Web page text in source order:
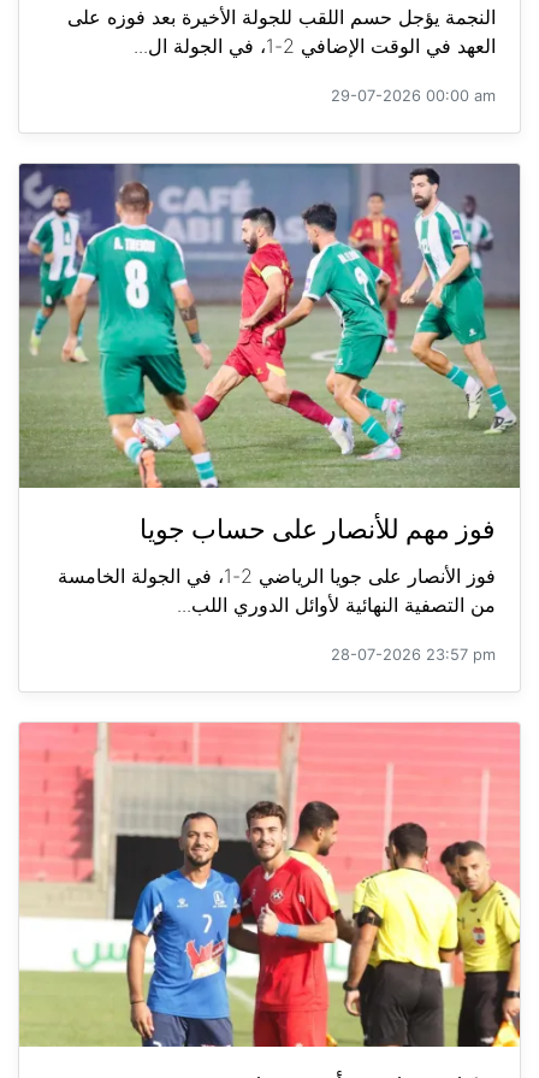
النجمة يؤجل حسم اللقب للجولة الأخيرة بعد فوزه على
العهد في الوقت الإضافي 2-1، في الجولة ال...
29-07-2026 00:00 am
فوز مهم للأنصار على حساب جويا
فوز الأنصار على جويا الرياضي 2-1، في الجولة الخامسة
من التصفية النهائية لأوائل الدوري اللب...
28-07-2026 23:57 pm